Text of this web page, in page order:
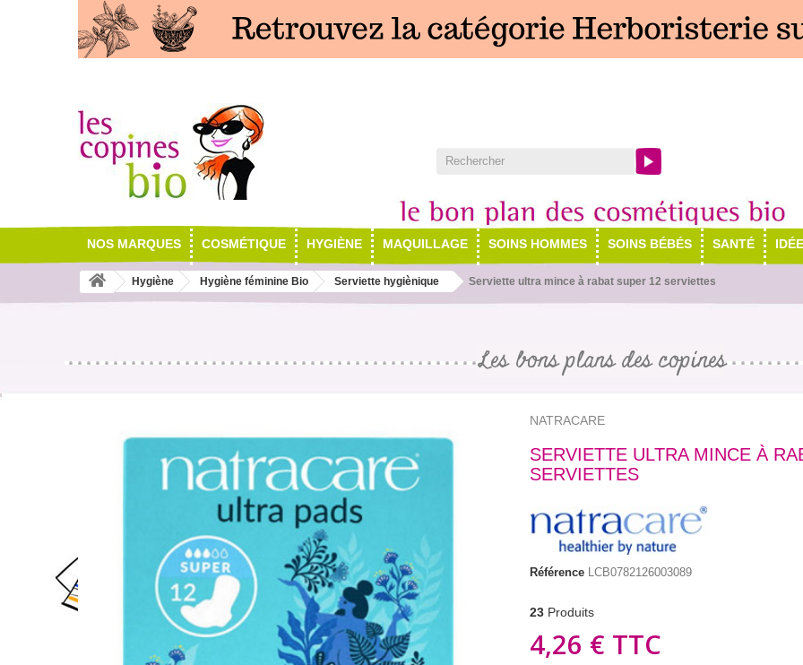
NOS MARQUES COSMÉTIQUE HYGIÈNE MAQUILLAGE SOINS HOMMES SOINS BÉBÉS SANTÉ
Hygiène Hygiène féminine Bio Serviette hygiènique Serviette ultra mince à rabat super 12 serviettes
Les bons plans des copines
NATRACARE
SERVIETTE ULTRA MINCE À
SERVIETTES
Référence LCB0782126003089
23 Produits
4,26 € TTC